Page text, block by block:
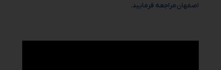
اصفهانمراجعه فرمایید.